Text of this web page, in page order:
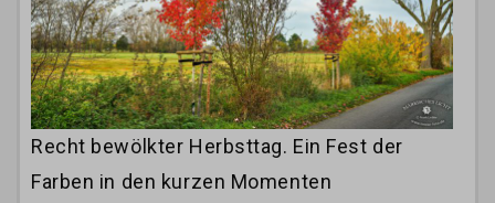
Recht bewölkter Herbsttag. Ein Fest der
Farben in den kurzen Momenten